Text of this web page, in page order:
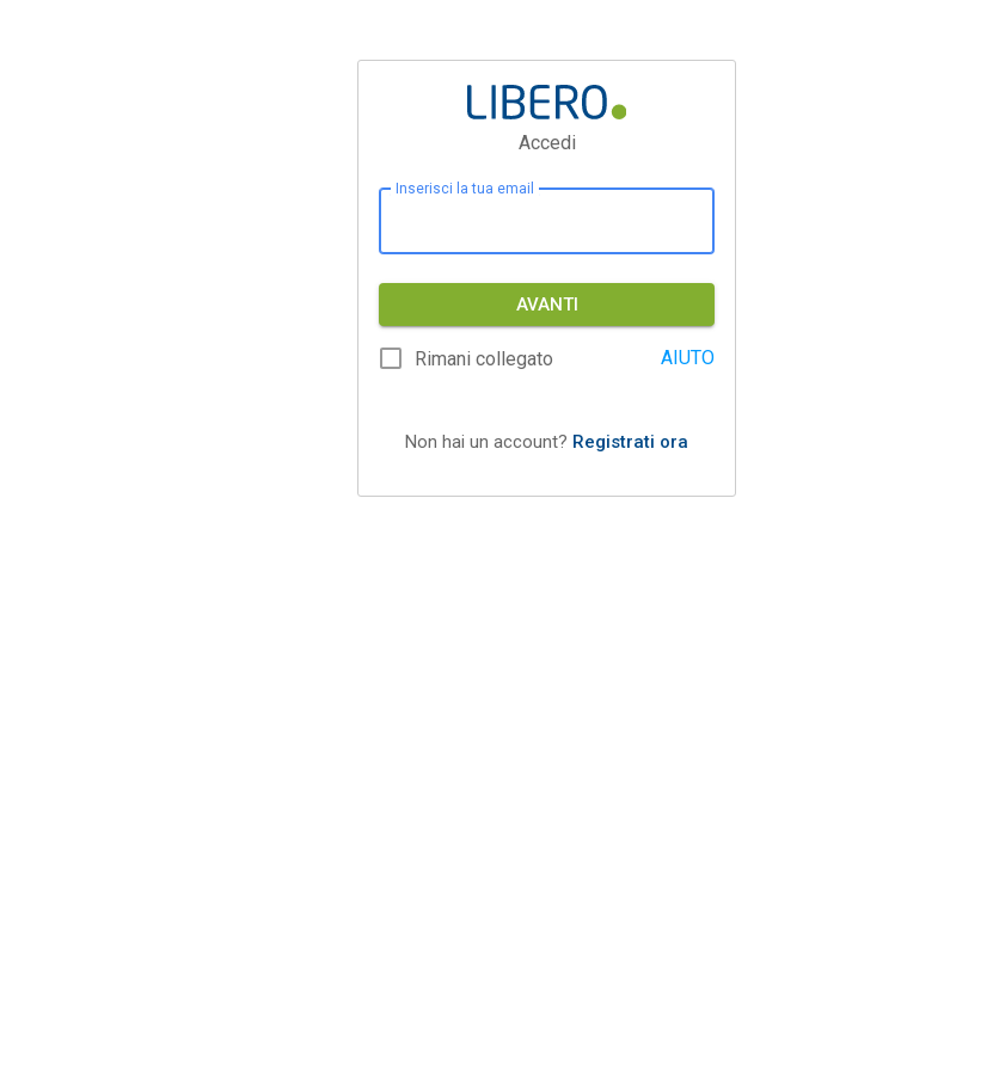
Accedi
Inserisci la tua email
AVANTI
Rimani collegato AIUTO
Non hai un account? Registrati ora